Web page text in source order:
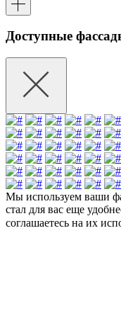
Доступные
Мы используем ваши
стал для вас еще
соглашаетесь на их